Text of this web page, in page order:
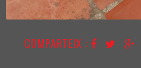
COMPARTEIX :